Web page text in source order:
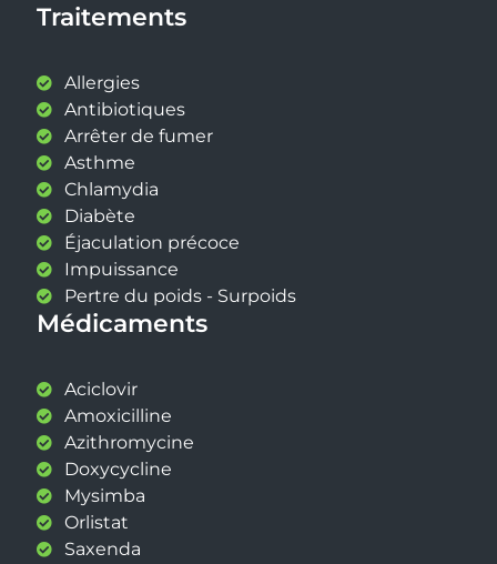
Traitements
Allergies
Antibiotiques
Arrêter de fumer
Asthme
Chlamydia
Diabète
Éjaculation précoce
Impuissance
Pertre du poids - Surpoids
Médicaments
Aciclovir
Amoxicilline
Azithromycine
Doxycycline
Mysimba
Orlistat
Saxenda